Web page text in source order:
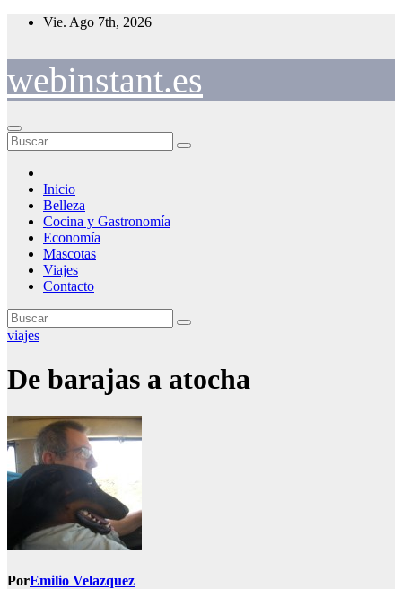
Saltar
Vie. Ago 7th, 2026
webinstant.es
Inicio
Belleza
Cocina y Gastronomía
Economía
Mascotas
Viajes
Contacto
viajes
De barajas a atocha
PorEmilio Velazquez